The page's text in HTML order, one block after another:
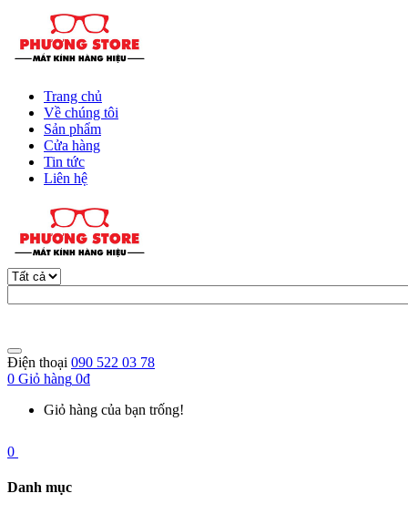
Trang chủ
Về chúng tôi
Sản phẩm
Cửa hàng
Tin tức
Liên hệ
Điện thoại 090 522 03 78
0 Giỏ hàng 0đ
Giỏ hàng của bạn trống!
0
Danh mục